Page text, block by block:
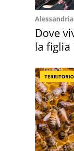
Alessandria
Dove
la figlia
TERRITORIO